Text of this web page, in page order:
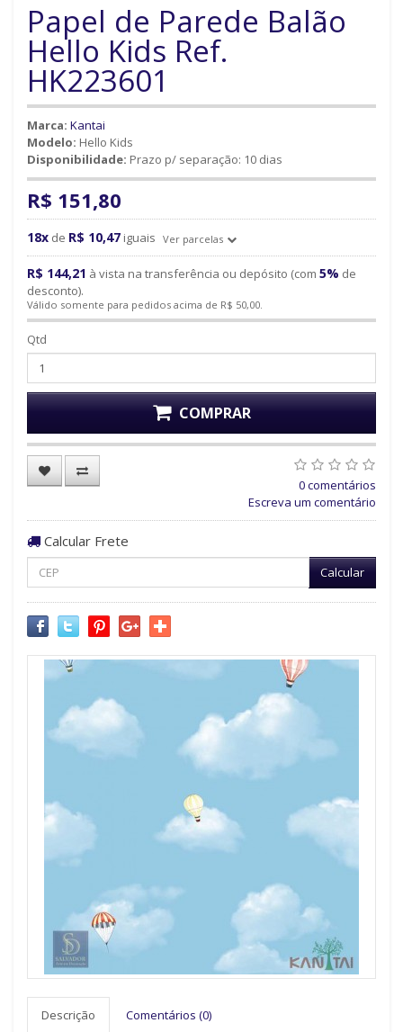
Papel de Parede Balão
Hello Kids Ref.
HK223601
Marca: Kantai
Modelo: Hello Kids
Disponibilidade: Prazo p/ separação: 10 dias
R$ 151,80
18x de R$ 10,47 iguais Ver parcelas
R$ 144,21 à vista na transferência ou depósito (com 5% de
desconto).
Válido somente para pedidos acima de R$ 50,00.
Qtd
COMPRAR
0 comentários
Escreva um comentário
Calcular Frete
Calcular
Descrição Comentários (0)